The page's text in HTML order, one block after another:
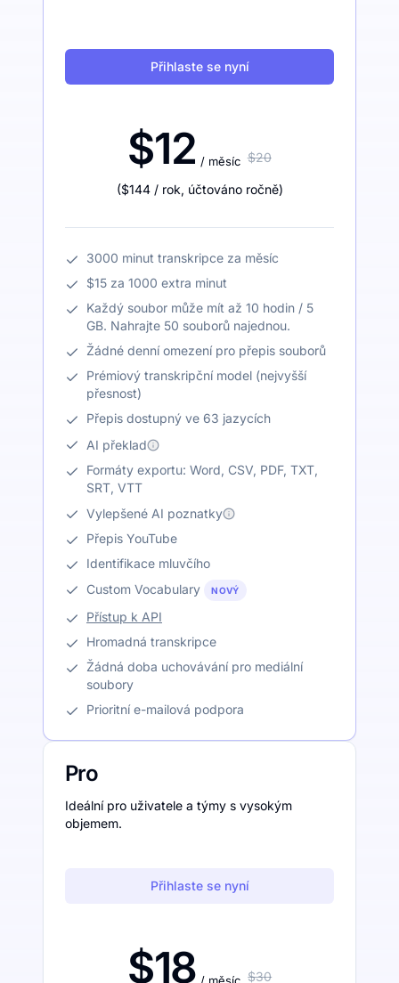
Přihlaste se nyní
$12 / měsíc $20
($144 / rok, účtováno ročně)
3000 minut transkripce za měsíc
$15 za 1000 extra minut
Každý soubor může mít až 10 hodin / 5
GB. Nahrajte 50 souborů najednou.
Žádné denní omezení pro přepis souborů
Prémiový transkripční model (nejvyšší
přesnost)
Přepis dostupný ve 63 jazycích
AI překlad
Formáty exportu: Word, CSV, PDF, TXT,
SRT, VTT
Vylepšené AI poznatky
Přepis YouTube
Identifikace mluvčího
Custom Vocabulary
NOVÝ
Přístup k API
Hromadná transkripce
Žádná doba uchovávání pro mediální
soubory
Prioritní e-mailová podpora
Pro
Ideální pro uživatele a týmy s vysokým
objemem.
Přihlaste se nyní
$18 / měsíc $30